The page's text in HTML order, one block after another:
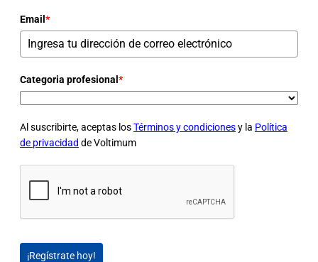
Email *
Categoria profesional *
Al suscribirte, aceptas losTérminos y condicionesy la Política
de privacidad de Voltimum
¡Regístrate hoy!